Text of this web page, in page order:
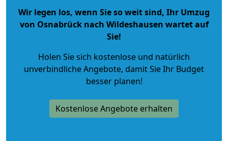
Wir legen los, wenn Sie so weit sind, Ihr Umzug
von Osnabrück nach Wildeshausen wartet auf
Sie!
Holen Sie sich kostenlose und natürlich
unverbindliche Angebote, damit Sie Ihr Budget
besser planen!
Kostenlose Angebote erhalten